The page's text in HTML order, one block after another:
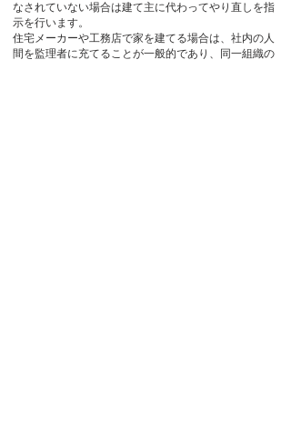
なされていない場合は建て主に代わってやり直しを指
示を行います。
住宅メーカーや工務店で家を建てる場合は、社内の人
間を監理者に充てることが一般的であり、同一組織の